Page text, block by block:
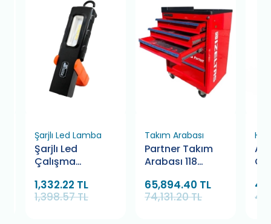
Şarjlı Led Lamba
Şarjlı Led
Çalışma
Lümen Retta
RCL0500
1,332.22 TL
1,398.57 TL
Takım Arabası
Partner Takım
Arabası 118
Çekmeceli
İzeltaş
65,894.40 TL
74,131.20 TL
C